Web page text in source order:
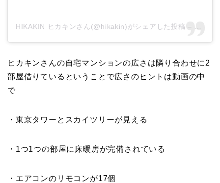
HIKAKIN ヒカキンさん(@hikakin)がシェアした投稿 –
ヒカキンさんの自宅マンションの広さは隣り合わせに2
部屋借りているということで広さのヒントは動画の中
で
・東京タワーとスカイツリーが見える
・1つ1つの部屋に床暖房が完備されている
・エアコンのリモコンが17個